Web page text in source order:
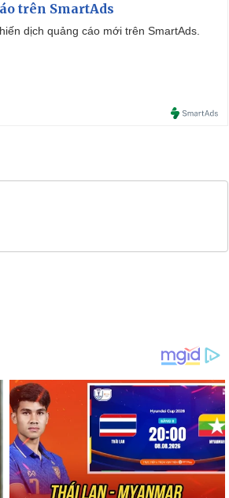
trên SmartAds
dịch quảng cáo mới trên SmartAds.